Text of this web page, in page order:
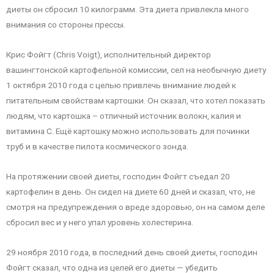
диеты он сбросил 10 килограмм. Эта диета привлекла много
внимания со стороны прессы.
Крис Фойгт (Chris Voigt), исполнительный директор
вашингтонской картофельной комиссии, сел на необычную диету
1 октября 2010 года с целью привлечь внимание людей к
питательным свойствам картошки. Он сказал, что хотел показать
людям, что картошка – отличный источник волокн, калия и
витамина C. Ещё картошку можно использовать для починки
труб и в качестве пилота космического зонда.
На протяжении своей диеты, господин Фойгт съедал 20
картофелин в день. Он сидел на диете 60 дней и сказал, что, не
смотря на предупреждения о вреде здоровью, он на самом деле
сбросил вес и у него упал уровень холестерина.
29 ноября 2010 года, в последний день своей диеты, господин
Фойгт сказал, что одна из целей его диеты — убедить